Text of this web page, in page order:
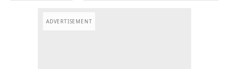
ADVERTISEMENT